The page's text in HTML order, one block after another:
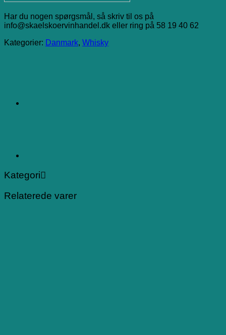
Har du nogen spørgsmål, så skriv til os på
info@skaelskoervinhandel.dk eller ring på 58 19 40 62
Kategorier: Danmark, Whisky
Kategori
Relaterede varer